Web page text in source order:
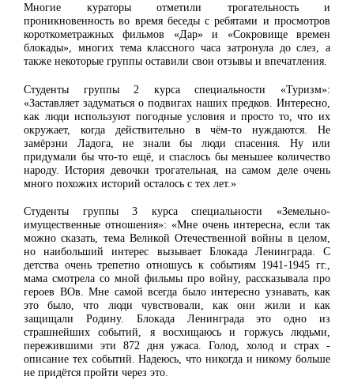
Многие кураторы отметили трогательность и
проникновенность во время беседы с ребятами и просмотров
короткометражных фильмов «Дар» и «Сокровище времен
блокады», многих тема классного часа затронула до слез, а
также некоторые группы оставили свои отзывы и впечатления.
Студенты группы 2 курса специальности «Туризм»:
«Заставляет задуматься о подвигах наших предков. Интересно,
как люди используют погодные условия и просто то, что их
окружает, когда действительно в чём-то нуждаются. Не
замёрзни Ладога, не знали бы люди спасения. Ну или
придумали бы что-то ещё, и спаслось бы меньшее количество
народу. История девочки трогательная, на самом деле очень
много похожих историй осталось с тех лет.»
Студенты группы 3 курса специальности «Земельно-
имущественные отношения»: «Мне очень интересна, если так
можно сказать, тема Великой Отечественной войны в целом,
но наибольший интерес вызывает Блокада Ленинграда. С
детства очень трепетно отношусь к событиям 1941-1945 гг.,
мама смотрела со мной фильмы про войну, рассказывала про
героев ВОв. Мне самой всегда было интересно узнавать, как
это было, что люди чувствовали, как они жили и как
защищали Родину. Блокада Ленинграда это одно из
страшнейших событий, я восхищаюсь и горжусь людьми,
пережившими эти 872 дня ужаса. Голод, холод и страх -
описание тех событий. Надеюсь, что никогда и никому больше
не придётся пройти через это.